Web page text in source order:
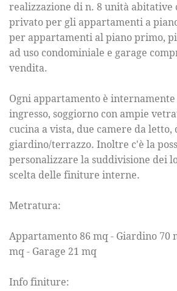
realizzazione di n. 8 unità abitative
privato per gli appartamenti a
per appartamenti al piano primo,
ad uso condominiale e garage
vendita.
Ogni appartamento è internamente
ingresso, soggiorno con ampie
cucina a vista, due camere da letto,
giardino/terrazzo. Inoltre c'è la
personalizzare la suddivisione dei
scelta delle finiture interne.
Metratura:
Appartamento 86 mq - Giardino 70
mq - Garage 21 mq
Info finiture: